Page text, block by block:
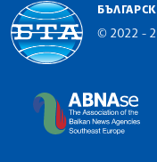
© 2022 -